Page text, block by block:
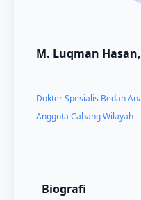
M. Luqman
Dokter Spesialis Bedah
Anggota Cabang Wilayah
Biografi